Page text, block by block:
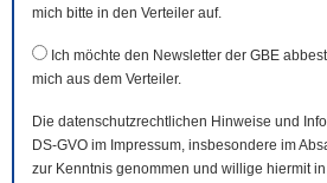
mich bitte in den Verteiler auf.
Ich möchte den Newsletter der GBE
mich aus dem Verteiler.
Die datenschutzrechtlichen Hinweise und
DS-GVO im Impressum, insbesondere im
zur Kenntnis genommen und willige hiermit